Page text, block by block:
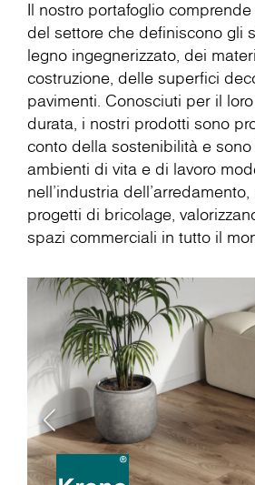
Il nostro portafoglio
del settore che definiscono gli
legno ingegnerizzato, dei
costruzione, delle superfici
pavimenti. Conosciuti per il
durata, i nostri prodotti sono
conto della sostenibilità e
ambienti di vita e di lavoro
nell'industria
progetti di bricolage,
spazi commerciali in tutto il